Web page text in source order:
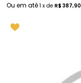
1 x de R$ 387,90